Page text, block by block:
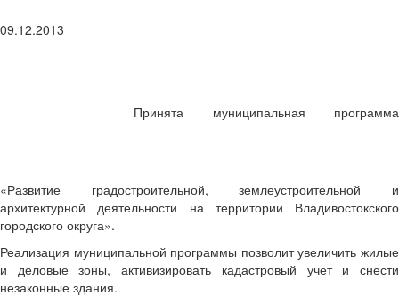
09.12.2013
Принята муниципальная программа
«Развитие градостроительной, землеустроительной и
архитектурной деятельности на территории Владивостокского
городского округа».
Реализация муниципальной программы позволит увеличить жилые
и деловые зоны, активизировать кадастровый учет и снести
незаконные здания.